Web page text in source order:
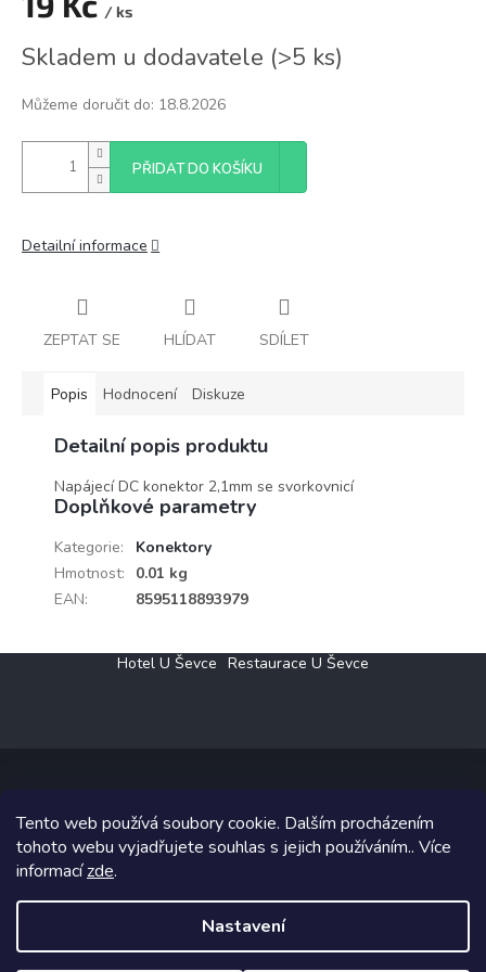
Tento web používá soubory cookie. Dalším procházením
tohoto webu vyjadřujete souhlas s jejich používáním.. Více
informacízde.
Nastavení
/ ks
cena:
Skladem u dodavatele (>5 ks)
Můžeme doručit do: 18.8.2026
PŘIDAT DO KOŠÍKU
Detailní informace
ZEPTAT SE HLÍDAT SDÍLET
Popis Hodnocení Diskuze
Detailní popis produktu
Napájecí DC konektor 2,1mm se svorkovnicí
Doplňkové parametry
Kategorie:
Konektory
Hmotnost:
0.01 kg
EAN: 8595118893979
Hotel U Ševce Restaurace U Ševce
Copyright 2026Elektro Klesný s.r.o.. Všechna práva vyhrazena.
Grafický návrh vytvořil a na Shoptet implementoval
Shoptetak.cz.
Vytvořil Shoptet